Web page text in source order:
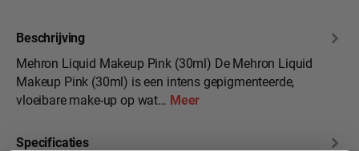
Beschrijving
Mehron Liquid Makeup Pink (30ml) De Mehron Liquid
Makeup Pink (30ml) is een intens gepigmenteerde,
vloeibare make-up op wat… Meer
Specificaties